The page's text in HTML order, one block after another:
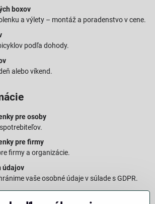
boxov
a výlety – montáž a poradenstvo v cene.
podľa dohody.
alebo víkend.
pre osoby
pre firmy
firmy a organizácie.
údajov
vaše osobné údaje v súlade s GDPR.